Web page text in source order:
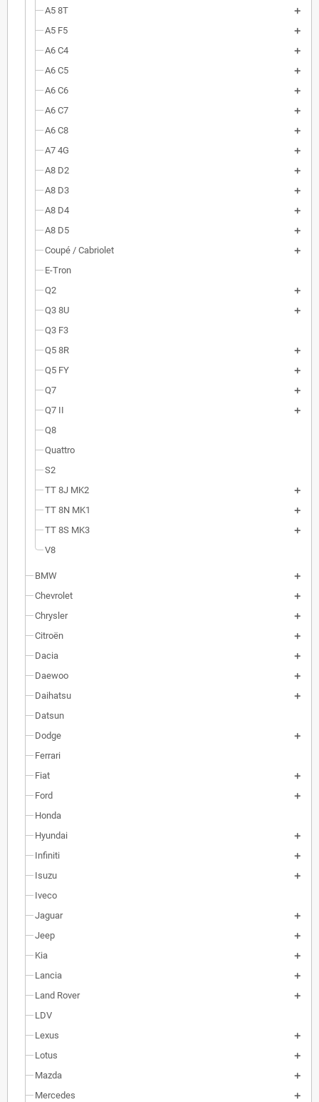
A5 8T
A5 F5
A6 C4
A6 C5
A6 C6
A6 C7
A6 C8
A7 4G
A8 D2
A8 D3
A8 D4
A8 D5
Coupé / Cabriolet
E-Tron
Q2
Q3 8U
Q3 F3
Q5 8R
Q5 FY
Q7
Q7 II
Q8
Quattro
S2
TT 8J MK2
TT 8N MK1
TT 8S MK3
V8
BMW
Chevrolet
Chrysler
Citroën
Dacia
Daewoo
Daihatsu
Datsun
Dodge
Ferrari
Fiat
Ford
Honda
Hyundai
Infiniti
Isuzu
Iveco
Jaguar
Jeep
Kia
Lancia
Land Rover
LDV
Lexus
Lotus
Mazda
Mercedes